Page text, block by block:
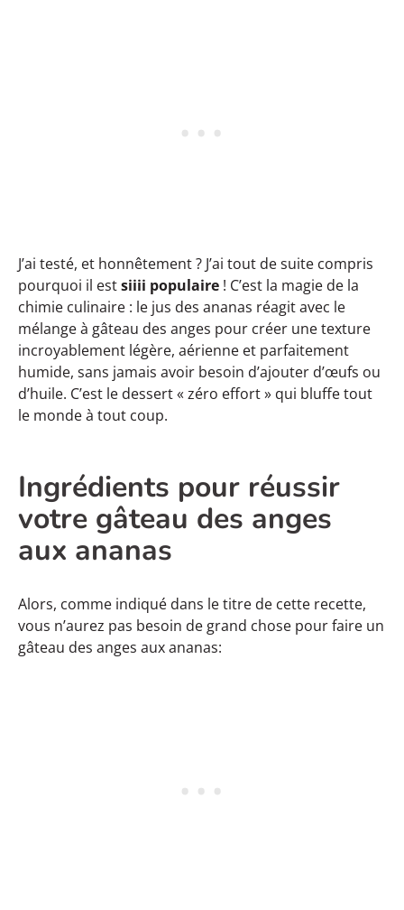
J’ai testé, et honnêtement ? J’ai tout de suite compris
pourquoi il estsiiii populaire ! C’est la magie de la
chimie culinaire : le jus des ananas réagit avec le
mélange à gâteau des anges pour créer une texture
incroyablement légère, aérienne et parfaitement
humide, sans jamais avoir besoin d’ajouter d’œufs ou
d’huile. C’est le dessert « zéro effort » qui bluffe tout
le monde à tout coup.
Ingrédients pour réussir
votre gâteau des anges
aux ananas
Alors, comme indiqué dans le titre de cette recette,
vous n’aurez pas besoin de grand chose pour faire un
gâteau des anges aux ananas: